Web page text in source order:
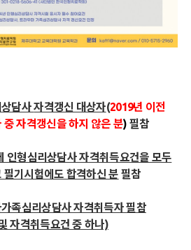
상담사자격갱신 대상자(2019년 이전
중 자격갱신을 하지 않은 분) 필참
인형심리상담사 자격취득요건을 모두
필기시험에도 합격하신 분 필참
족심리상담사 자격취득자 필참
자격취득요건 중 하나)